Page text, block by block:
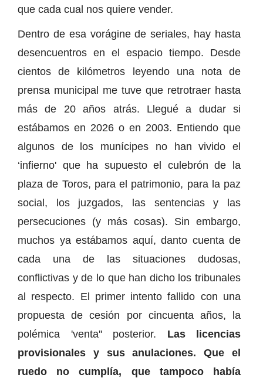
que cada cual nos quiere vender.
Dentro de esa vorágine de seriales, hay hasta
desencuentros en el espacio tiempo. Desde
cientos de kilómetros leyendo una nota de
prensa municipal me tuve que retrotraer hasta
más de 20 años atrás. Llegué a dudar si
estábamos en 2026 o en 2003. Entiendo que
algunos de los munícipes no han vivido el
‘infierno' que ha supuesto el culebrón de la
plaza de Toros, para el patrimonio, para la paz
social, los juzgados, las sentencias y las
persecuciones (y más cosas). Sin embargo,
muchos ya estábamos aquí, danto cuenta de
cada una de las situaciones dudosas,
conflictivas y de lo que han dicho los tribunales
al respecto. El primer intento fallido con una
propuesta de cesión por cincuenta años, la
polémica 'venta'' posterior. Las licencias
provisionales y sus anulaciones. Que el
ruedo no cumplía, que tampoco había